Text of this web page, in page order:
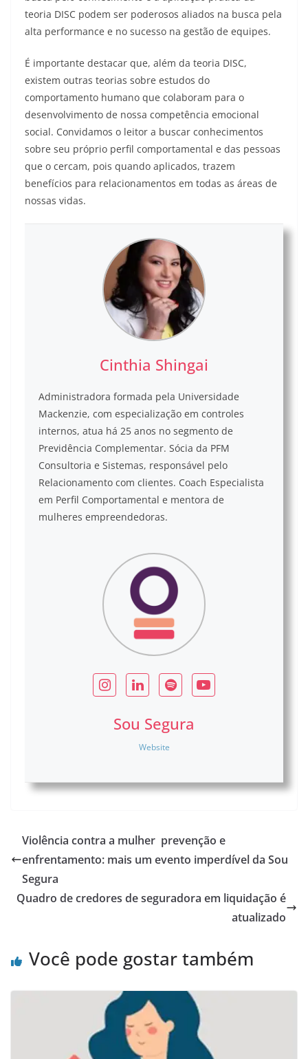
teoria DISC podem ser poderosos aliados na busca pela
alta performance e no sucesso na gestão de equipes.
É importante destacar que, além da teoria DISC,
existem outras teorias sobre estudos do
comportamento humano que colaboram para o
desenvolvimento de nossa competência emocional
social. Convidamos o leitor a buscar conhecimentos
sobre seu próprio perfil comportamental e das pessoas
que o cercam, pois quando aplicados, trazem
benefícios para relacionamentos em todas as áreas de
nossas vidas.
Cinthia Shingai
Administradora formada pela Universidade
Mackenzie, com especialização em controles
internos, atua há 25 anos no segmento de
Previdência Complementar. Sócia da PFM
Consultoria e Sistemas, responsável pelo
Relacionamento com clientes. Coach Especialista
em Perfil Comportamental e mentora de
mulheres empreendedoras.
Sou Segura
Website
Violência contra a mulher  prevenção e
enfrentamento: mais um evento imperdível da Sou
Segura
Quadro de credores de seguradora em liquidação é
atualizado
Você pode gostar também